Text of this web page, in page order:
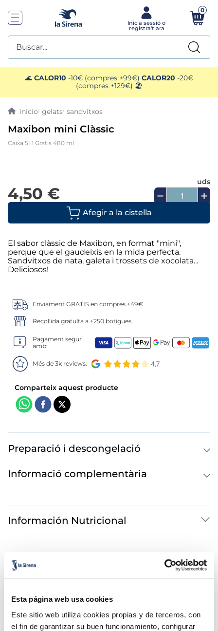
Esta página web usa cookies
Este sitio web utiliza cookies propias y de terceros, con
el fin de garantizar su buen funcionamiento, configurar
0
Buscar...
🌊 CALOR10 -10€ (compres +99€) CALOR20 -20€
(compres +129€) 🏖️
gelats sandvitxos
Maxibon mini Clàssic
Caixa 5+1 Gratis 480 ml
4,50 €
uds
El sabor clàssic de Maxibon, en format "mini",
perque que el gaudeixis en la mida perfecta.
Sandvitxos de nata, galeta i trossets de xocolata...
Deliciosos!
Enviament GRATIS en compres +49€
Recollida gratuïta a +250 botigues
Pagament segur
amb:
Més de 3k reviews:
Preparació i descongelació
Informació complementària
Información Nutricional
També et pot interessar...
TOP SEARCHES
1. plato preparado
gelats sirena
3. helados polos
5. salmó premium
7. marisco
8. anillas
10 coliflor